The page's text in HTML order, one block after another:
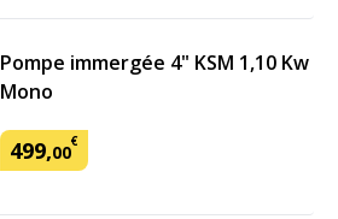
Pompe immergée 4" KSM 1,10 Kw
Mono
499,00€